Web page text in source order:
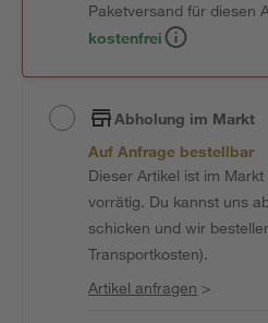
Paketversand für diesen
kostenfrei
Abholung im Markt
Auf Anfrage bestellbar
Dieser Artikel ist im Markt
vorrätig. Du kannst uns
schicken und wir
Transportkosten).
Artikel anfragen >